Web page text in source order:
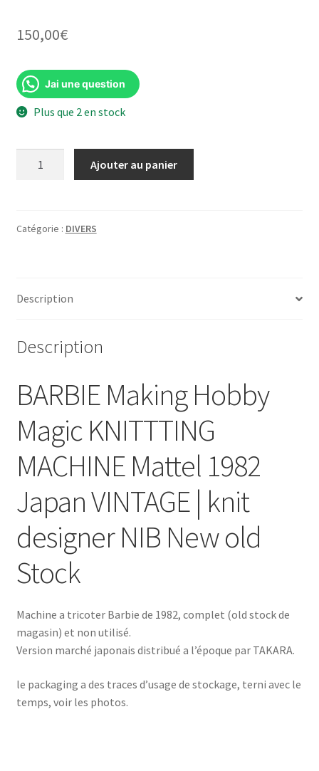
150,00€
Jai une question
Plus que 2 en stock
Hobby
Mattel
Ajouter au panier
Catégorie : DIVERS
Description
Description
BARBIE Making Hobby
Magic KNITTTING
MACHINE Mattel 1982
Japan VINTAGE | knit
designer NIB New old
Stock
Machine a tricoter Barbie de 1982, complet (old stock de
magasin) et non utilisé.
Version marché japonais distribué a l’époque par TAKARA.
le packaging a des traces d’usage de stockage, terni avec le
temps, voir les photos.